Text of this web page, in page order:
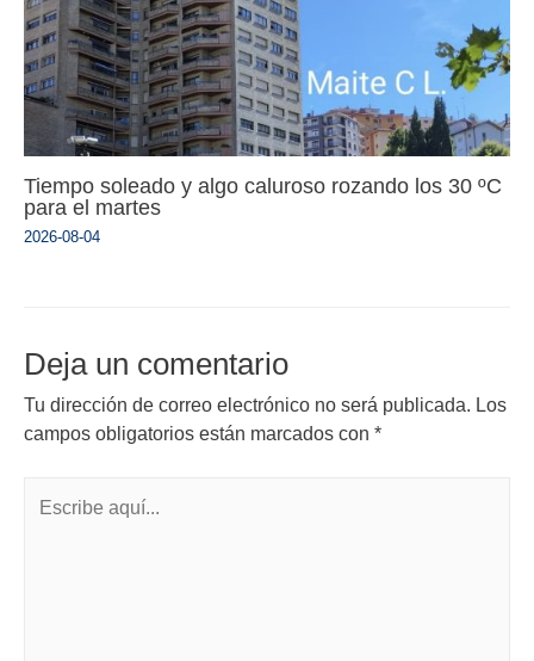
Tiempo soleado y algo caluroso rozando los 30 ºC
para el martes
2026-08-04
Deja un comentario
Tu dirección de correo electrónico no será publicada. Los
campos obligatorios están marcados con *